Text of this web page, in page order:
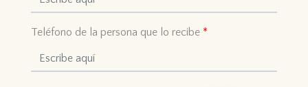
Teléfono de la persona que lo recibe *